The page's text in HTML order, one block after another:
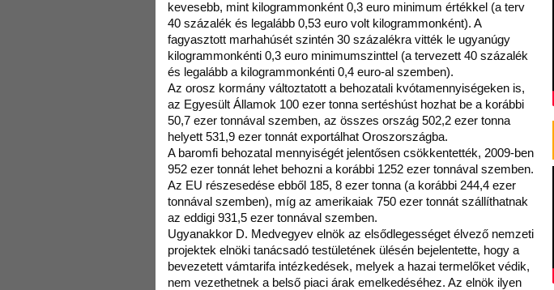
kevesebb, mint kilogrammonként 0,3 euro minimum értékkel (a terv
40 százalék és legalább 0,53 euro volt kilogrammonként). A
fagyasztott marhahúsét szintén 30 százalékra vitték le ugyanúgy
kilogrammonkénti 0,3 euro minimumszinttel (a tervezett 40 százalék
és legalább a kilogrammonkénti 0,4 euro-al szemben).
Az orosz kormány változtatott a behozatali kvótamennyiségeken is,
az Egyesült Államok 100 ezer tonna sertéshúst hozhat be a korábbi
50,7 ezer tonnával szemben, az összes ország 502,2 ezer tonna
helyett 531,9 ezer tonnát exportálhat Oroszországba.
A baromfi behozatal mennyiségét jelentősen csökkentették, 2009-ben
952 ezer tonnát lehet behozni a korábbi 1252 ezer tonnával szemben.
Az EU részesedése ebből 185, 8 ezer tonna (a korábbi 244,4 ezer
tonnával szemben), míg az amerikaiak 750 ezer tonnát szállíthatnak
az eddigi 931,5 ezer tonnával szemben.
Ugyanakkor D. Medvegyev elnök az elsődlegességet élvező nemzeti
projektek elnöki tanácsadó testületének ülésén bejelentette, hogy a
bevezetett vámtarifa intézkedések, melyek a hazai termelőket védik,
nem vezethetnek a belső piaci árak emelkedéséhez. Az elnök ilyen